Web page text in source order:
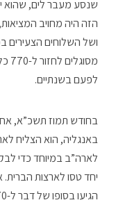
הזה היה מחויב
ושל השלוחים הצעירים
לפעם בשנתיים.
בחודש תמוז תשכ”א,
באנגליה, הוא הצליח
לארה”ב במיוחד כדי
הגיעו בסופו של דבר ל-770.